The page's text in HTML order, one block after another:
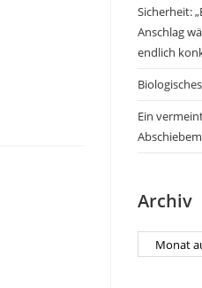
Sicherheit:
Anschlag
endlich
Ein
Archiv